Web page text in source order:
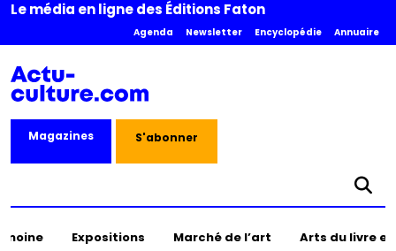
Le média en ligne des Éditions Faton
Agenda Newsletter Encyclopédie Annuaire
Magazines S'abonner
Expositions Marché de l’art Arts du livre